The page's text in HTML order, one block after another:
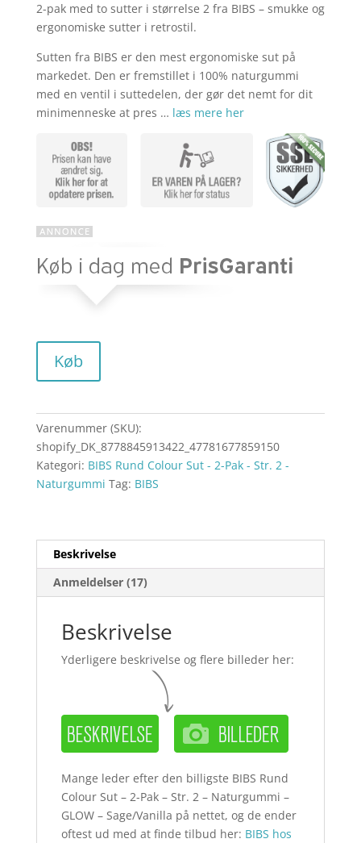
pris
var:
kr. 99,95.
aktuelle
pris
er:
kr. 74,96.
2-pak med to sutter i størrelse 2 fra BIBS – smukke og
ergonomiske sutter i retrostil.
Sutten fra BIBS er den mest ergonomiske sut på
markedet. Den er fremstillet i 100% naturgummi
med en ventil i suttedelen, der gør det nemt for dit
minimenneske at pres … læs mere her
Køb
Varenummer (SKU):
shopify_DK_8778845913422_47781677859150
Kategori: BIBS Rund Colour Sut - 2-Pak - Str. 2 -
Naturgummi Tag: BIBS
Beskrivelse
Anmeldelser (17)
Beskrivelse
Yderligere beskrivelse og flere billeder her:
Mange leder efter den billigste BIBS Rund
Colour Sut – 2-Pak – Str. 2 – Naturgummi –
GLOW – Sage/Vanilla på nettet, og de ender
oftest ud med at finde tilbud her: BIBS hos